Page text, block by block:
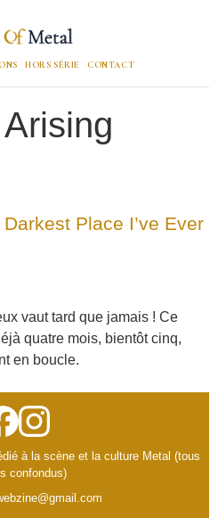
HORS SÉRIE CONTACT
Arising
Place I’ve Ever
vaut tard que jamais ! Ce
quatre mois, bientôt cinq,
en boucle.
à la scène et la culture Metal (tous
confondus)